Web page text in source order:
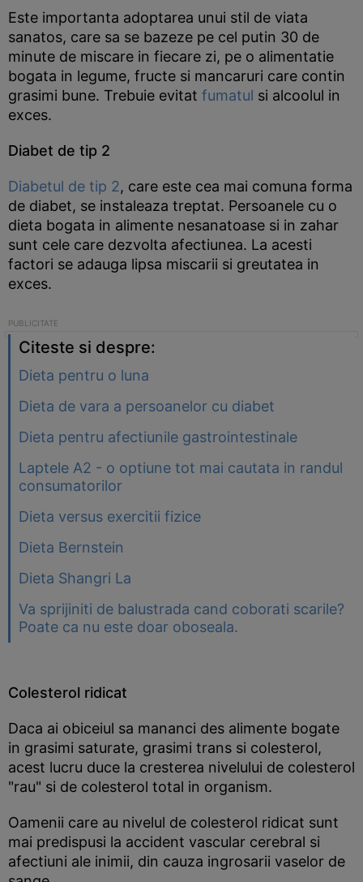
Este importanta adoptarea unui stil de viata
sanatos, care sa se bazeze pe cel putin 30 de
minute de miscare in fiecare zi, pe o alimentatie
bogata in legume, fructe si mancaruri care contin
grasimi bune. Trebuie evitat fumatul si alcoolul in
exces.
Diabet de tip 2
Diabetul de tip 2, care este cea mai comuna forma
de diabet, se instaleaza treptat. Persoanele cu o
dieta bogata in alimente nesanatoase si in zahar
sunt cele care dezvolta afectiunea. La acesti
factori se adauga lipsa miscarii si greutatea in
exces.
Citeste si despre:
Dieta pentru o luna
Dieta de vara a persoanelor cu diabet
Dieta pentru afectiunile gastrointestinale
Laptele A2 - o optiune tot mai cautata in randul
consumatorilor
Dieta versus exercitii fizice
Dieta Bernstein
Dieta Shangri La
Va sprijiniti de balustrada cand coborati scarile?
Poate ca nu este doar oboseala.
Colesterol ridicat
Daca ai obiceiul sa mananci des alimente bogate
in grasimi saturate, grasimi trans si colesterol,
acest lucru duce la cresterea nivelului de colesterol
"rau" si de colesterol total in organism.
Oamenii care au nivelul de colesterol ridicat sunt
mai predispusi la accident vascular cerebral si
afectiuni ale inimii, din cauza ingrosarii vaselor de